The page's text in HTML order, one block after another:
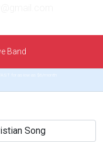
Band
for as low as $6/month